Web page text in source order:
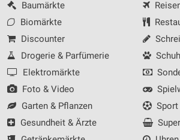
Baumärkte
Biomärkte
Discounter
Drogerie & Parfümerie
Elektromärkte
Foto & Video
Garten & Pflanzen
Gesundheit & Ärzte
Sport